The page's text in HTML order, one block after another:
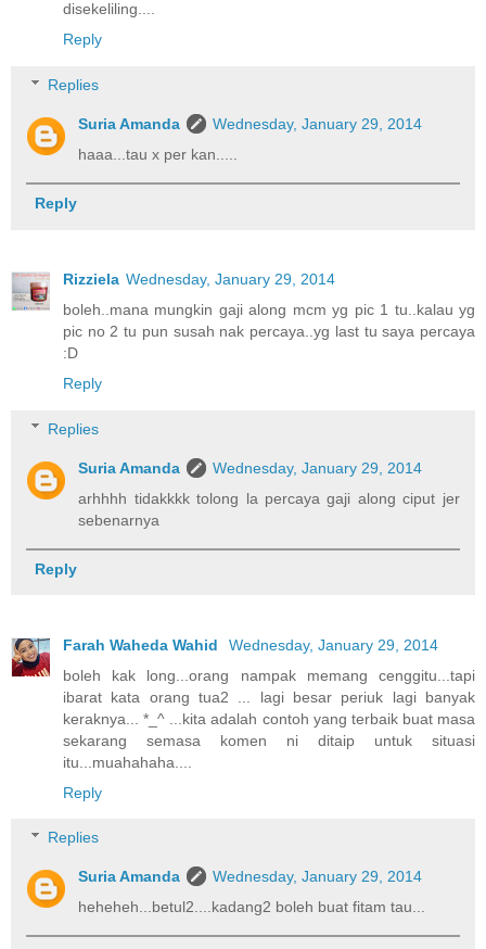
disekeliling....
Reply
Replies
Suria Amanda
Wednesday, January 29, 2014
haaa...tau x per kan.....
Reply
Rizziela Wednesday, January 29, 2014
boleh..mana mungkin gaji along mcm yg pic 1 tu..kalau yg
pic no 2 tu pun susah nak percaya..yg last tu saya percaya
:D
Reply
Replies
Suria Amanda
Wednesday, January 29, 2014
arhhhh tidakkkk tolong la percaya gaji along ciput jer
sebenarnya
Reply
Farah Waheda Wahid
Wednesday, January 29, 2014
boleh kak long...orang nampak memang cenggitu...tapi
ibarat kata orang tua2 ... lagi besar periuk lagi banyak
keraknya... *_^ ...kita adalah contoh yang terbaik buat masa
sekarang semasa komen ni ditaip untuk situasi
itu...muahahaha....
Reply
Replies
Suria Amanda
Wednesday, January 29, 2014
heheheh...betul2....kadang2 boleh buat fitam tau...